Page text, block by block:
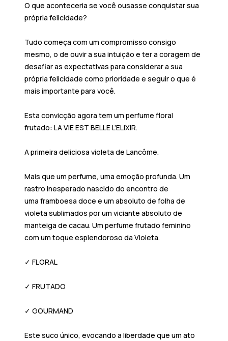
O que aconteceria se você ousasse conquistar sua
própria felicidade?
Tudo começa com um compromisso consigo
mesmo, o de ouvir a sua intuição e ter a coragem de
desafiar as expectativas para considerar a sua
própria felicidade como prioridade e seguir o que é
mais importante para você.
Esta convicção agora tem um perfume floral
frutado: LA VIE EST BELLE L’ELIXIR.
A primeira deliciosa violeta de Lancôme.
Mais que um perfume, uma emoção profunda. Um
rastro inesperado nascido do encontro de
uma framboesa doce e um absoluto de folha de
violeta sublimados por um viciante absoluto de
manteiga de cacau. Um perfume frutado feminino
com um toque esplendoroso da Violeta.
✓ FLORAL
✓ FRUTADO
✓ GOURMAND
Este suco único, evocando a liberdade que um ato